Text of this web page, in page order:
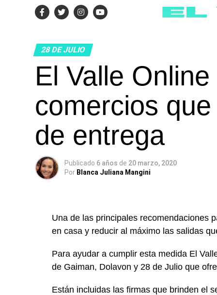
28 DE JULIO
El Valle
comercios
de entrega
Publicado 6 años de 20 marzo, 2020
Por Blanca Juliana Mangini
Una de las principales recomendaciones
en casa y reducir al máximo las salidas
Para ayudar a cumplir esta medida El
de Gaiman, Dolavon y 28 de Julio que
Están incluidas las firmas que brinden el